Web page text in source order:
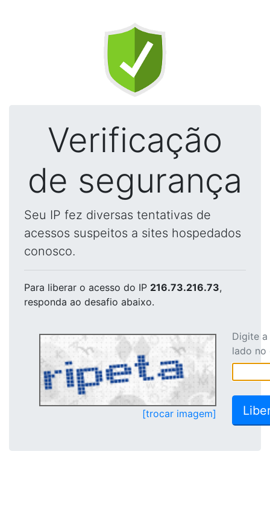
Verificação
de segurança
Seu IP fez diversas tentativas de
acessos suspeitos a sites hospedados
conosco.
Para liberar o acesso do IP 216.73.216.73,
responda ao desafio abaixo.
[trocar imagem]
Digite
lado no